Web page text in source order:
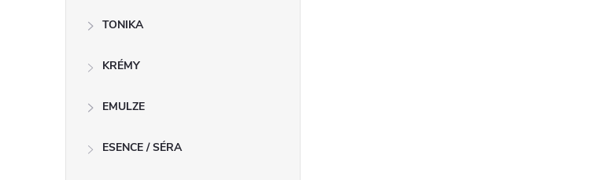
TONIKA
KRÉMY
EMULZE
ESENCE / SÉRA